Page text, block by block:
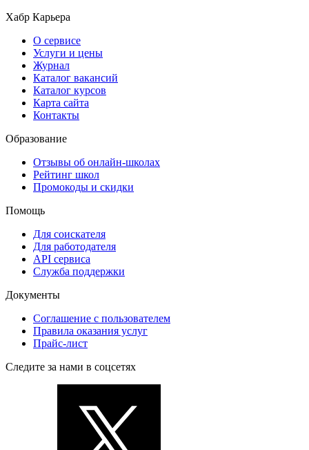
Хабр Карьера
О сервисе
Услуги и цены
Журнал
Каталог вакансий
Каталог курсов
Карта сайта
Контакты
Образование
Отзывы об онлайн-школах
Рейтинг школ
Промокоды и скидки
Помощь
Для соискателя
Для работодателя
API сервиса
Служба поддержки
Документы
Соглашение с пользователем
Правила оказания услуг
Прайс-лист
Следите за нами в соцсетях